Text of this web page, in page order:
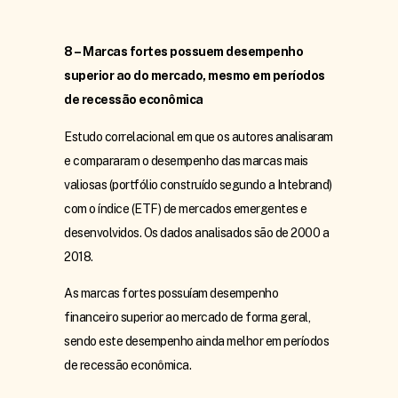
8 – Marcas fortes possuem desempenho
superior ao do mercado, mesmo em períodos
de recessão econômica
Estudo correlacional em que os autores analisaram
e compararam o desempenho das marcas mais
valiosas (portfólio construído segundo a Intebrand)
com o índice (ETF) de mercados emergentes e
desenvolvidos. Os dados analisados são de 2000 a
2018.
As marcas fortes possuíam desempenho
financeiro superior ao mercado de forma geral,
sendo este desempenho ainda melhor em períodos
de recessão econômica.